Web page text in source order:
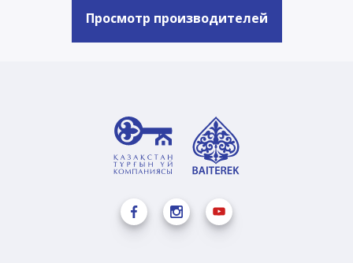
Просмотр производителей